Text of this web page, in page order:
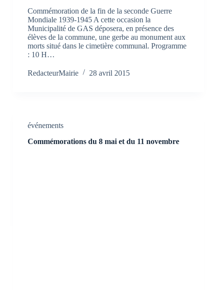
Commémoration de la fin de la seconde Guerre
Mondiale 1939-1945 A cette occasion la
Municipalité de GAS déposera, en présence des
élèves de la commune, une gerbe au monument aux
morts situé dans le cimetière communal. Programme
: 10 H…
RedacteurMairie 28 avril 2015
événements
Commémorations du 8 mai et du 11 novembre